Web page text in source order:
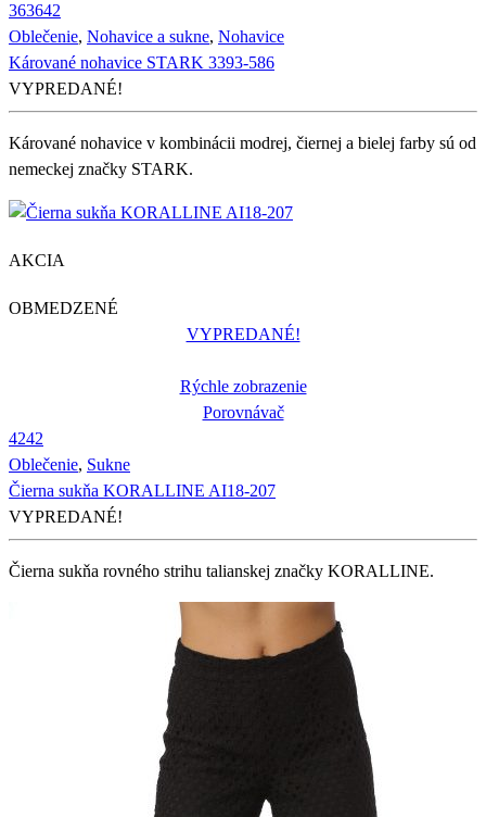
363642
Oblečenie, Nohavice a sukne, Nohavice
Kárované nohavice STARK 3393-586
VYPREDANÉ!
Kárované nohavice v kombinácii modrej, čiernej a bielej farby sú od
nemeckej značky STARK.
AKCIA
OBMEDZENÉ
VYPREDANÉ!
Rýchle zobrazenie
Porovnávač
4242
Oblečenie, Sukne
Čierna sukňa KORALLINE AI18-207
VYPREDANÉ!
Čierna sukňa rovného strihu talianskej značky KORALLINE.